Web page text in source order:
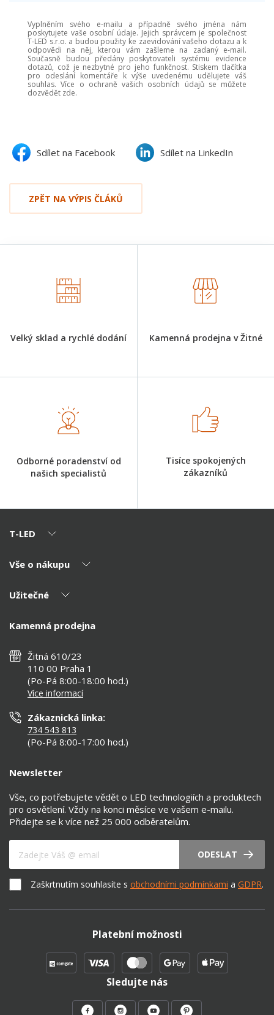
Vyplněním svého e-mailu a případně svého jména nám
poskytujete vaše osobní údaje. Jejich správcem je společnost
T-LED s.r.o. a budou použity ke zaevidování vašeho dotazu a k
odpovědi na něj, kterou vám zašleme na zadaný e-mail.
Současně budou předány poskytovateli systému evidence
dotazů, což je nezbytné pro jeho funkčnost. Stiskem tlačítka
pro odeslání komentáře k výše uvedenému udělujete váš
souhlas. Více o ochraně vašich osobních údajů se můžete
dozvědět zde.
Sdílet na Facebook Sdílet na LinkedIn
ZPĚT NA VÝPIS ČLÁKŮ
Velký sklad a rychlé dodání Kamenná prodejna v Žitné
Odborné poradenství od
našich specialistů
Tisíce spokojených
zákazníků
T-LED
O nás
Kontakty
Vše o nákupu
Výhody T-LED
Montáž
Nejčastější dotazy
Než koupíte
Osvětlení dle místnosti
Užitečné
Reklamace a vrácení
Zásady ochrany soukromí
Nastavení cookies
Prohlášení o přístupnosti
Kamenná prodejna
Žitná 610/23
110 00 Praha 1
(Po-Pá 8:00-18:00 hod.)
Více informací
Zákaznická linka:
734 543 813
(Po-Pá 8:00-17:00 hod.)
Newsletter
Vše, co potřebujete vědět o LED technologiích a produktech
pro osvětlení. Vždy na konci měsíce ve vašem e-mailu.
Přidejte se k více než 25 000 odběratelům.
ODESLAT
Zaškrtnutím souhlasíte s obchodními podmínkami a GDPR.
Platební možnosti
Sledujte nás